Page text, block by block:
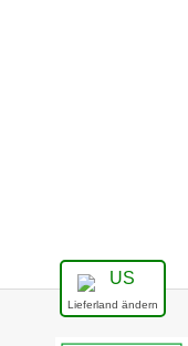
Lieferland ändern